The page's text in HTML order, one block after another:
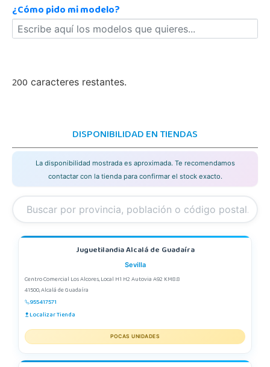
¿Cómo pido mi modelo?
200 caracteres restantes.
DISPONIBILIDAD EN TIENDAS
La disponibilidad mostrada es aproximada. Te recomendamos
contactar con la tienda para confirmar el stock exacto.
Juguetilandia Alcalá de Guadaíra
Sevilla
Centro Comercial Los Alcores, Local H1 H2 Autovia A92 KM8.8
41500, Alcalá de Guadaíra
955417571
Localizar Tienda
POCAS UNIDADES